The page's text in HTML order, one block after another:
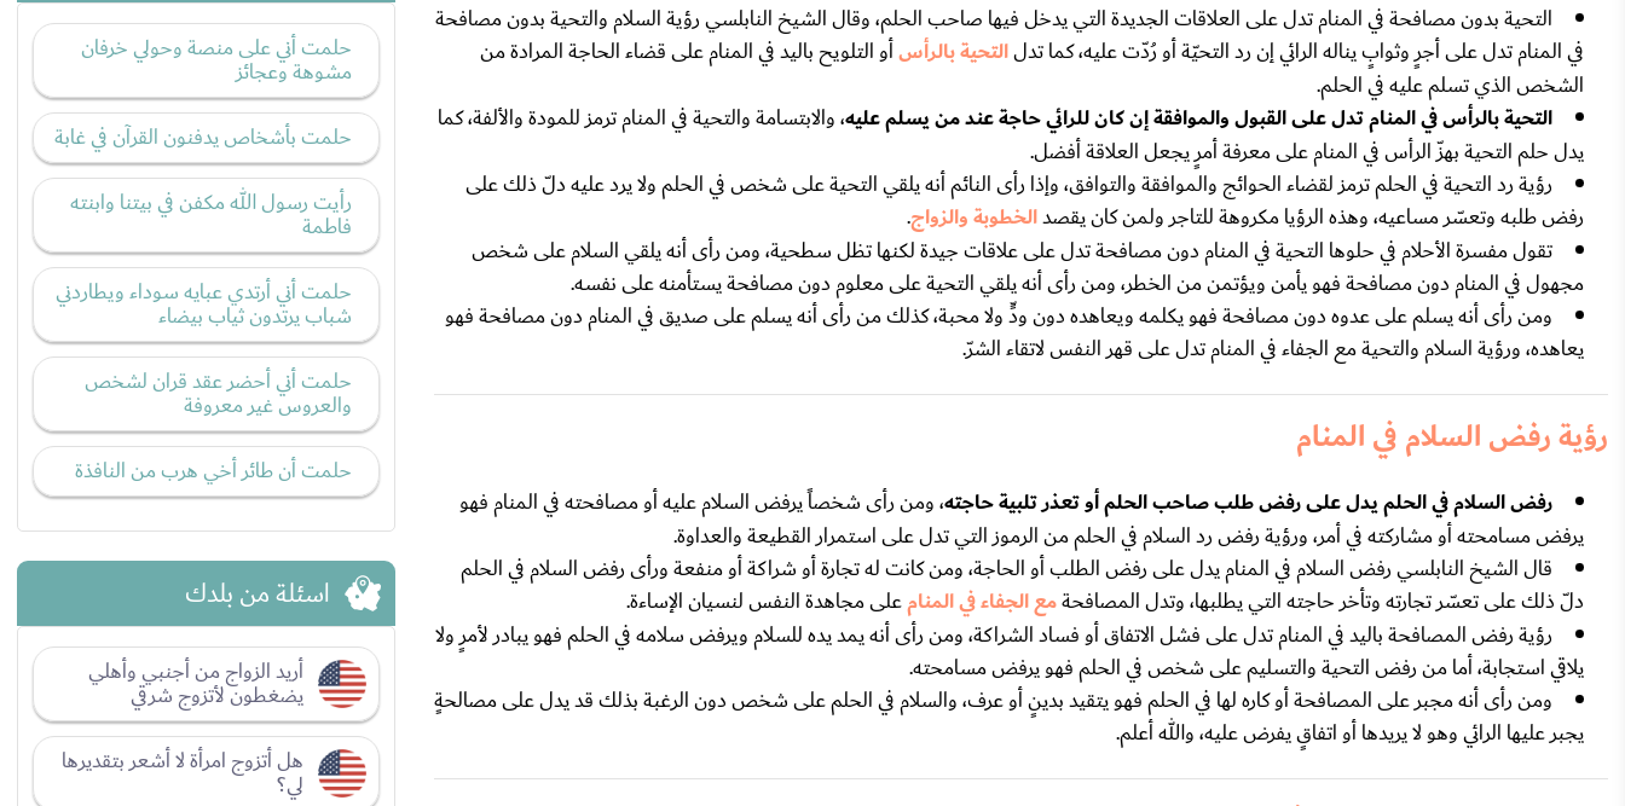
التحية بدون مصافحة في المنام تدل على العلاقات الجديدة التي يدخل فيها صاحب الحلم، وقال الشيخ النابلسي رؤية السلام والتحية بدون مصافحة
في المنام تدل على أجرٍ وثوابٍ يناله الرائي إن رد التحيّة أو رُدّت عليه، كما تدلالتحية بالرأسأو التلويح باليد في المنام على قضاء الحاجة المرادة من
الشخص الذي تسلم عليه في الحلم.
التحية بالرأس في المنام تدل على القبول والموافقة إن كان للرائي حاجة عند من يسلم عليه، والابتسامة والتحية في المنام ترمز للمودة والألفة، كما
يدل حلم التحية بهزّ الرأس في المنام على معرفة أمرٍ يجعل العلاقة أفضل.
رؤية رد التحية في الحلم ترمز لقضاء الحوائج والموافقة والتوافق، وإذا رأى النائم أنه يلقي التحية على شخص في الحلم ولا يرد عليه دلّ ذلك على
رفض طلبه وتعسّر مساعيه، وهذه الرؤيا مكروهة للتاجر ولمن كان يقصدالخطوبة والزواج.
تقول مفسرة الأحلام في حلوها التحية في المنام دون مصافحة تدل على علاقات جيدة لكنها تظل سطحية، ومن رأى أنه يلقي السلام على شخص
مجهول في المنام دون مصافحة فهو يأمن ويؤتمن من الخطر، ومن رأى أنه يلقي التحية على معلوم دون مصافحة يستأمنه على نفسه.
ومن رأى أنه يسلم على عدوه دون مصافحة فهو يكلمه ويعاهده دون ودٍّ ولا محبة، كذلك من رأى أنه يسلم على صديق في المنام دون مصافحة فهو
يعاهده، ورؤية السلام والتحية مع الجفاء في المنام تدل على قهر النفس لاتقاء الشرّ.
رؤية رفض السلام في المنام
رفض السلام في الحلم يدل على رفض طلب صاحب الحلم أو تعذر تلبية حاجته، ومن رأى شخصاً يرفض السلام عليه أو مصافحته في المنام فهو
يرفض مسامحته أو مشاركته في أمر، ورؤية رفض رد السلام في الحلم من الرموز التي تدل على استمرار القطيعة والعداوة.
قال الشيخ النابلسي رفض السلام في المنام يدل على رفض الطلب أو الحاجة، ومن كانت له تجارة أو شراكة أو منفعة ورأى رفض السلام في الحلم
دلّ ذلك على تعسّر تجارته وتأخر حاجته التي يطلبها، وتدل المصافحةمع الجفاء في المنامعلى مجاهدة النفس لنسيان الإساءة.
رؤية رفض المصافحة باليد في المنام تدل على فشل الاتفاق أو فساد الشراكة، ومن رأى أنه يمد يده للسلام ويرفض سلامه في الحلم فهو يبادر لأمرٍ ولا
يلاقي استجابة، أما من رفض التحية والتسليم على شخص في الحلم فهو يرفض مسامحته.
ومن رأى أنه مجبر على المصافحة أو كاره لها في الحلم فهو يتقيد بدينٍ أو عرف، والسلام في الحلم على شخص دون الرغبة بذلك قد يدل على مصالحةٍ
يجبر عليها الرائي وهو لا يريدها أو اتفاقٍ يفرض عليه، والله أعلم.
حلمت أني على منصة وحولي خرفان
مشوهة وعجائز
حلمت بأشخاص يدفنون القرآن في غابة
رأيت رسول الله مكفن في بيتنا وابنته
فاطمة
حلمت أني أرتدي عبايه سوداء ويطاردني
شباب يرتدون ثياب بيضاء
حلمت أني أحضر عقد قران لشخص
والعروس غير معروفة
حلمت أن طائر أخي هرب من النافذة
اسئلة من بلدك
أريد الزواج من أجنبي وأهلي
يضغطون لأتزوج شرقي
هل أتزوج امرأة لا أشعر بتقديرها
لي؟